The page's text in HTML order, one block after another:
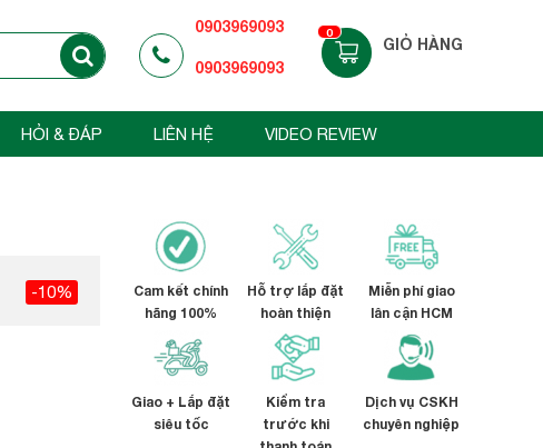
0903969093
0903969093
0
GIỎ HÀNG
HỎI & ĐÁP LIÊN HỆ VIDEO REVIEW
-10%
Cam kết chính
hãng 100%
Hỗ trợ lắp đặt
hoàn thiện
Miễn phí giao
lân cận HCM
Giao + Lắp đặt
siêu tốc
Kiểm tra
trước khi
Dịch vụ CSKH
chuyên nghiệp